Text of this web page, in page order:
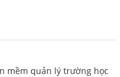
mềm quản lý trường học